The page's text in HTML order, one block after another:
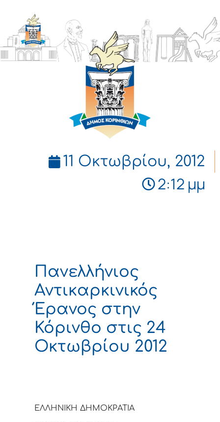
ΔΗΜΟΣ
ΚΟΡΙΝΘΙΩΝ
11 Οκτωβρίου, 2012
2:12 μμ
Πανελλήνιος
Αντικαρκινικός
Έρανος στην
Κόρινθο στις 24
Οκτωβρίου 2012
ΕΛΛΗΝΙΚΗ ΔΗΜΟΚΡΑΤΙΑ